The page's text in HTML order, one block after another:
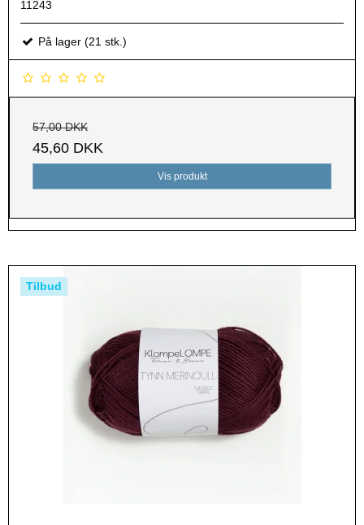
11243
På lager (21 stk.)
57,00 DKK
45,60 DKK
Vis produkt
Tilbud